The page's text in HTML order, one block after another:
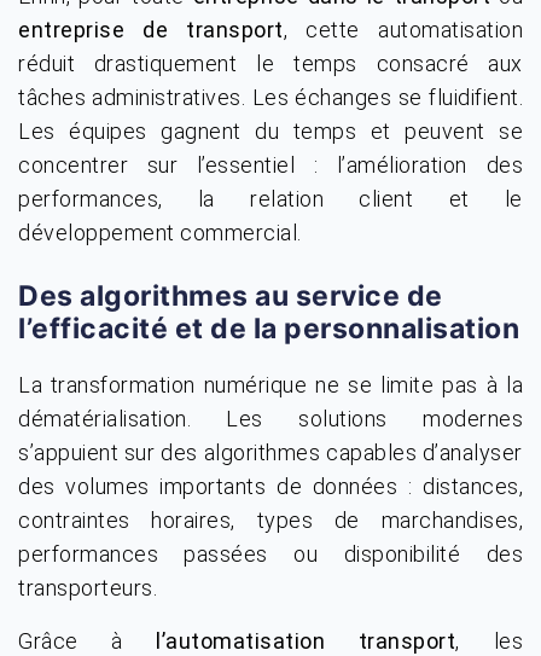
entreprise de transport, cette automatisation
réduit drastiquement le temps consacré aux
tâches administratives. Les échanges se fluidifient.
Les équipes gagnent du temps et peuvent se
concentrer sur l’essentiel : l’amélioration des
performances, la relation client et le
développement commercial.
Des algorithmes au service de
l’efficacité et de la personnalisation
La transformation numérique ne se limite pas à la
dématérialisation. Les solutions modernes
s’appuient sur des algorithmes capables d’analyser
des volumes importants de données : distances,
contraintes horaires, types de marchandises,
performances passées ou disponibilité des
transporteurs.
Grâce à l’automatisation transport, les